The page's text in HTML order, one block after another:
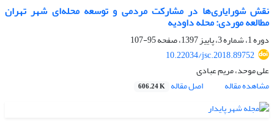
نقش شورایاری‌ها در مشارکت مردمی و توسعه محله‌ای شهر تهران
مطالعه موردی: محله داودیه
دوره 1، شماره 3، پاییز 1397، صفحه
95-107
10.22034/jsc.2018.89752
علی موحد، مریم عبادی
مشاهده مقاله
اصل مقاله 606.24 K